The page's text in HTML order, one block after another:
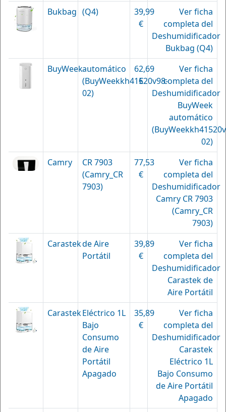
Bukbag (Q4)
39,99
€
Ver ficha
completa del
Deshumidificador
Bukbag (Q4)
BuyWeekautomático
(BuyWeekkh41520v98-
02)
62,69
€
Ver ficha
completa del
Deshumidificador
BuyWeek
automático
02)
Camry
CR 7903
(Camry_CR
7903)
77,53
€
Ver ficha
completa del
Deshumidificador
Camry CR 7903
(Camry_CR
7903)
Carastekde Aire
Portátil
39,89
€
Ver ficha
completa del
Deshumidificador
Carastek de
Aire Portátil
CarastekEléctrico 1L
Bajo
Consumo
de Aire
Portátil
Apagado
35,89
€
Ver ficha
completa del
Deshumidificador
Carastek
Eléctrico 1L
Bajo Consumo
de Aire Portátil
Apagado